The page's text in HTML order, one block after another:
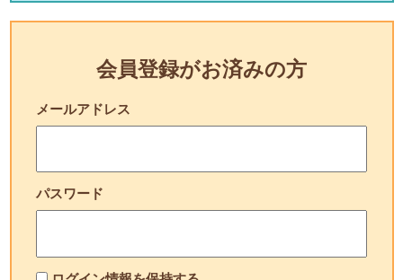
会員登録がお済みの方
メールアドレス
パスワード